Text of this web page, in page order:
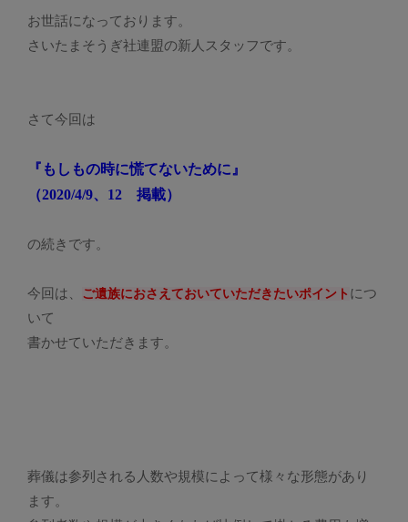
お世話になっております。
さいたまそうぎ社連盟の新人スタッフです。
さて今回は
『もしもの時に慌てないために』
（2020/4/9、12 掲載）
の続きです。
今回は、 ご遺族におさえておいていただきたいポイント につ
いて
書かせていただきます。
葬儀は参列される人数や規模によって様々な形態があり
ます。